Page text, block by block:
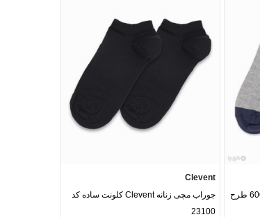
جوراب مچی مردانه گلدوزی کد 60004 طرح
Clevent
جوراب مچی زنانه Clevent کلونت ساده کد
23100